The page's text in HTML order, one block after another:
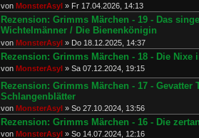
von MonsterAsyl » Fr 17.04.2026, 14:13
Rezension: Grimms Märchen - 19 - Das
Wichtelmänner / Die Bienenkönigin
von MonsterAsyl » Do 18.12.2025, 14:37
Rezension: Grimms Märchen - 18 - Die
von MonsterAsyl » Sa 07.12.2024, 19:15
Rezension: Grimms Märchen - 17 -
Schlangenblätter
von MonsterAsyl » So 27.10.2024, 13:56
Rezension: Grimms Märchen - 16 - Die
von MonsterAsyl » So 14.07.2024, 12:16